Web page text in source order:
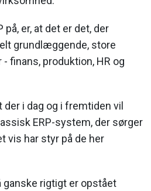
på, er, at det er det, der
grundlæggende, store
finans, produktion, HR og
der i dag og i fremtiden vil
ERP-system, der sørger
vis har styr på de her
ganske rigtigt er opstået